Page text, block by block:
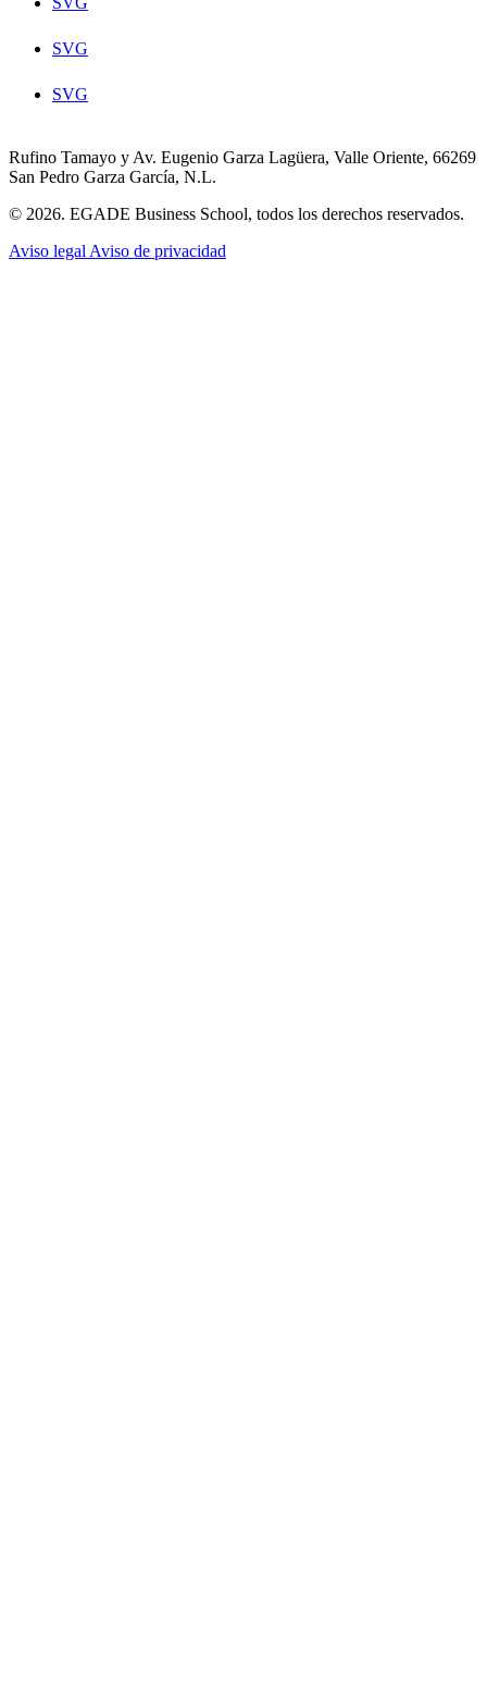
SVG
SVG
Rufino Tamayo y Av. Eugenio Garza Lagüera, Valle Oriente, 66269
San Pedro Garza García, N.L.
© 2026. EGADE Business School, todos los derechos reservados.
Aviso legal Aviso de privacidad